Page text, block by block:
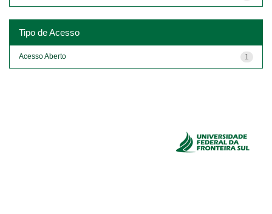
Tipo de Acesso
1
Acesso Aberto